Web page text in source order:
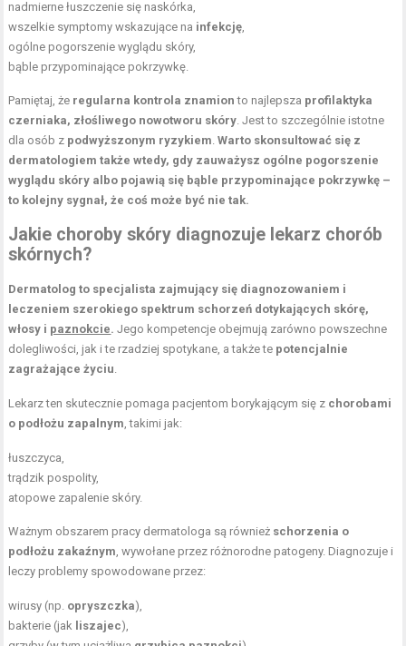
nadmierne łuszczenie się naskórka,
wszelkie symptomy wskazujące na infekcję,
ogólne pogorszenie wyglądu skóry,
bąble przypominające pokrzywkę.
Pamiętaj, że regularna kontrola znamion to najlepsza profilaktyka
czerniaka, złośliwego nowotworu skóry. Jest to szczególnie istotne
dla osób z podwyższonym ryzykiem.Warto skonsultować się z
dermatologiem także wtedy, gdy zauważysz ogólne pogorszenie
wyglądu skóry albo pojawią się bąble przypominające pokrzywkę –
to kolejny sygnał, że coś może być nie tak.
Jakie choroby skóry diagnozuje lekarz chorób
skórnych?
Dermatolog to specjalista zajmujący się diagnozowaniem i
leczeniem szerokiego spektrum schorzeń dotykających skórę,
włosy i paznokcie. Jego kompetencje obejmują zarówno powszechne
dolegliwości, jak i te rzadziej spotykane, a także te potencjalnie
zagrażające życiu.
Lekarz ten skutecznie pomaga pacjentom borykającym się z chorobami
o podłożu zapalnym, takimi jak:
łuszczyca,
trądzik pospolity,
atopowe zapalenie skóry.
Ważnym obszarem pracy dermatologa są również schorzenia o
podłożu zakaźnym, wywołane przez różnorodne patogeny. Diagnozuje i
leczy problemy spowodowane przez:
wirusy (np. opryszczka),
bakterie (jak liszajec),